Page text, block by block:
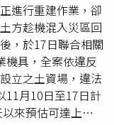
進行重建作業，卻
方趁機混入災區回
，於17日聯合相關
機具，全案依違反
立之土資場，違法
11月10日至17日計
來預估可達上百